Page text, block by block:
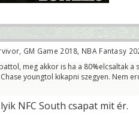
GM Game 2018, NBA Fantasy
meg akkor is ha a 80%elcsaltak a
youngtol kikapni szegyen. Nem
NFC South csapat mit ér.